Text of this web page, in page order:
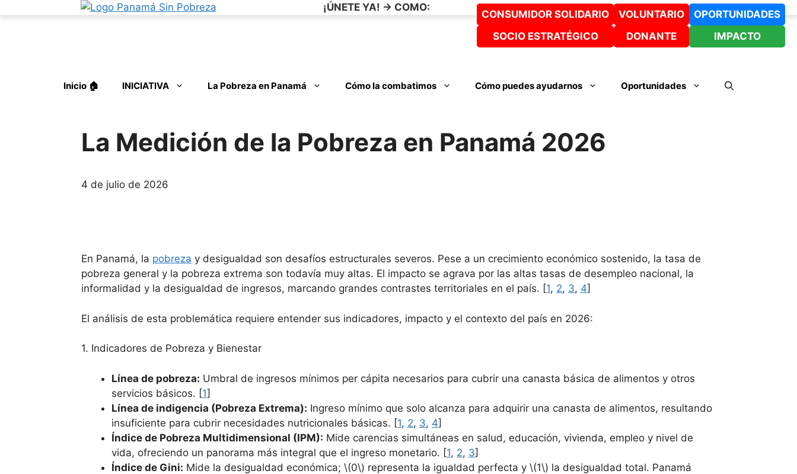
¡ÚNETE YA! -> COMO:
CONSUMIDOR SOLIDARIO
SOCIO ESTRATÉGICO
VOLUNTARIO
DONANTE
OPORTUNIDADES
IMPACTO
Inicio 🏠︎ INICIATIVA La Pobreza en Panamá Cómo la combatimos Cómo puedes ayudarnos Oportunidades
La Medición de la Pobreza en Panamá 2026
4 de julio de 2026
En Panamá, la pobreza y desigualdad son desafíos estructurales severos. Pese a un crecimiento económico sostenido, la tasa de
pobreza general y la pobreza extrema son todavía muy altas. El impacto se agrava por las altas tasas de desempleo nacional, la
informalidad y la desigualdad de ingresos, marcando grandes contrastes territoriales en el país. [1, 2, 3, 4]
El análisis de esta problemática requiere entender sus indicadores, impacto y el contexto del país en 2026:
1. Indicadores de Pobreza y Bienestar
Línea de pobreza: Umbral de ingresos mínimos per cápita necesarios para cubrir una canasta básica de alimentos y otros
servicios básicos. [1]
Línea de indigencia (Pobreza Extrema): Ingreso mínimo que solo alcanza para adquirir una canasta de alimentos, resultando
insuficiente para cubrir necesidades nutricionales básicas. [1, 2, 3, 4]
Índice de Pobreza Multidimensional (IPM): Mide carencias simultáneas en salud, educación, vivienda, empleo y nivel de
vida, ofreciendo un panorama más integral que el ingreso monetario. [1, 2, 3]
Índice de Gini: Mide la desigualdad económica; \(0\) representa la igualdad perfecta y \(1\) la desigualdad total. Panamá